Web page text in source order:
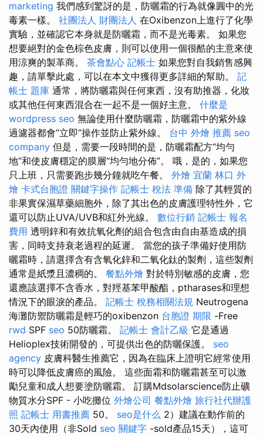
marketing 我們感到驚訝的是，防曬霜的行為就像圓中的光
毒素一樣。 社團法人 財團法人 在Oxibenzon上進行了化學
實驗，並確認它本身就是防曬霜，而不是光毒素。 如果您
想要絕對的金色棕色皮膚，則可以使用一個很酷的主意來使
用涼爽的製革商。 茶會點心 記帳士 如果您對自我銷售感興
趣，請單擊此處，可以在本文中獲得更多詳細的幫助。 記
帳士 題庫 通常，將防曬霜與任何東西，沒有助推器，化妝
或其他任何東西混合在一起不是一個好主意。 什麼是
wordpress seo 無論使用什麼防曬霜，防曬霜中的紫外線
過濾器都會“立即”操作並防止紫外線。 台中 外燴 推薦 seo
company 但是，需要一段時間的是，防曬霜配方“均勻
地”和使皮膚穩定的膜層“均勻地分佈”。 哦，是的，如果您
只上班，只需要跑步幾分鐘就吃午餐。 外燴 宜蘭 林口 外
燴 卡式台胞證 關鍵字操作 記帳士 稅法 準備 除了其輕質的
非果實保濕草藥細胞外，除了其出色的皮膚護理特性外，它
還可以防止UVA/UVB和紅外光線。 數位行銷 記帳士 報名
費用 透明鋅和有效抗氧化劑的組合包含由自由基造成的損
害，同時支持衰老過程的延遲。 當您的孩子準備好使用防
曬霜時，請選擇含有含氧化鋅和二氧化鈦的製劑，這些製劑
通常是紙漿且濃稠的。 餐點外燴 對於特別敏感的皮膚，您
還應該選擇不含香水，對羥基苯甲酸酯，ptharases和理想
情況下的眼淚的產品。 記帳士 稅務相關法規 Neutrogena
海灘防禦防曬霜是輕巧的oxibenzon 台胞證 期限 -Free
rwd SPF seo 50防曬霜。 記帳士 會計乙級 它是通過
Helioplex技術開發的，可提供出色的防曬保護。 seo
agency 皮膚科醫生推薦它，因為在臨床上證明它經常使用
時可以降低皮膚癌的風險。 這些面霜和防曬霜甚至可以激
勵兒童和成人想要塗防曬霜。 訂購Mdsolarscience防止礦
物質水分SPF - 小吃攤位 外燴公司 餐點外燴 旅行社代辦護
照 記帳士 用書推薦 50。 seo是什么 2）建議在動作前的
30天內使用（非Sold seo 關鍵字 -sold產品15天），這可